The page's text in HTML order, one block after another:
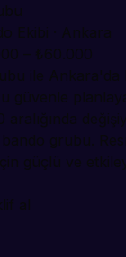
Ekibi · Ankara
– ₺60.000
ile Ankara'da
güvenle
grubu.
güçlü ve
al